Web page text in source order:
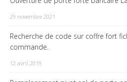
29 novembre 2021
Recherche de code sur coffre fort
commande.
12 avril 2019